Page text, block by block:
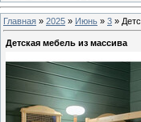
Главная » 2025 » Июнь » 3 »
Детская мебель из массива